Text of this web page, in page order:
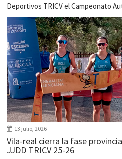
Deportivos TRICV el Campeonato
13 julio, 2026
Vila-real cierra la fase
JJDD TRICV 25-26